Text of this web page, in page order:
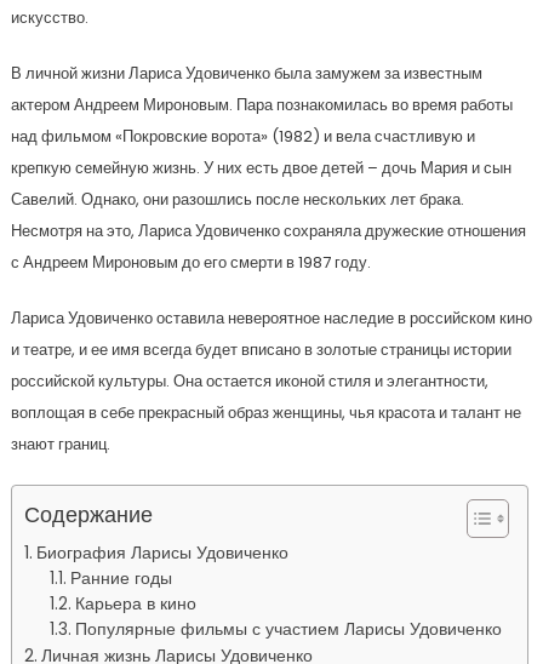
искусство.
В личной жизни Лариса Удовиченко была замужем за известным
актером Андреем Мироновым. Пара познакомилась во время работы
над фильмом «Покровские ворота» (1982) и вела счастливую и
крепкую семейную жизнь. У них есть двое детей – дочь Мария и сын
Савелий. Однако, они разошлись после нескольких лет брака.
Несмотря на это, Лариса Удовиченко сохраняла дружеские отношения
с Андреем Мироновым до его смерти в 1987 году.
Лариса Удовиченко оставила невероятное наследие в российском кино
и театре, и ее имя всегда будет вписано в золотые страницы истории
российской культуры. Она остается иконой стиля и элегантности,
воплощая в себе прекрасный образ женщины, чья красота и талант не
знают границ.
Содержание
Биография Ларисы Удовиченко
Ранние годы
Карьера в кино
Популярные фильмы с участием Ларисы Удовиченко
Личная жизнь Ларисы Удовиченко